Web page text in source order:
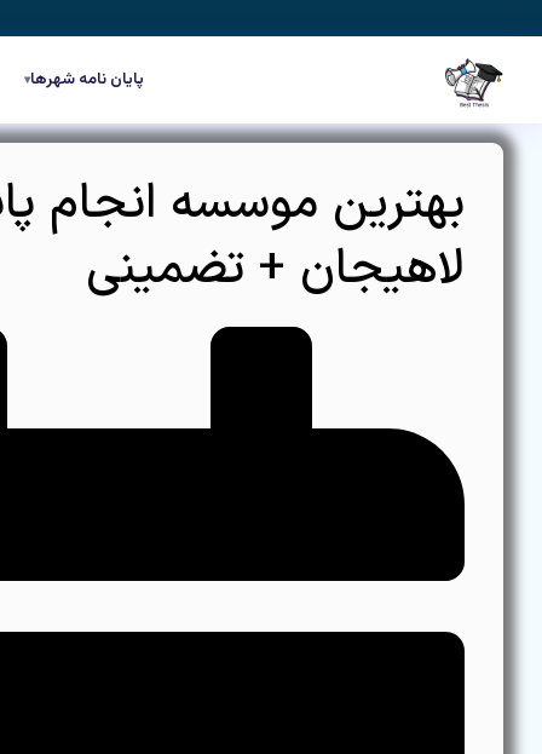
به
محتوا
پایان نامه شهرها▾
بهترین موسسه انجام
لاهیجان + تضمینی